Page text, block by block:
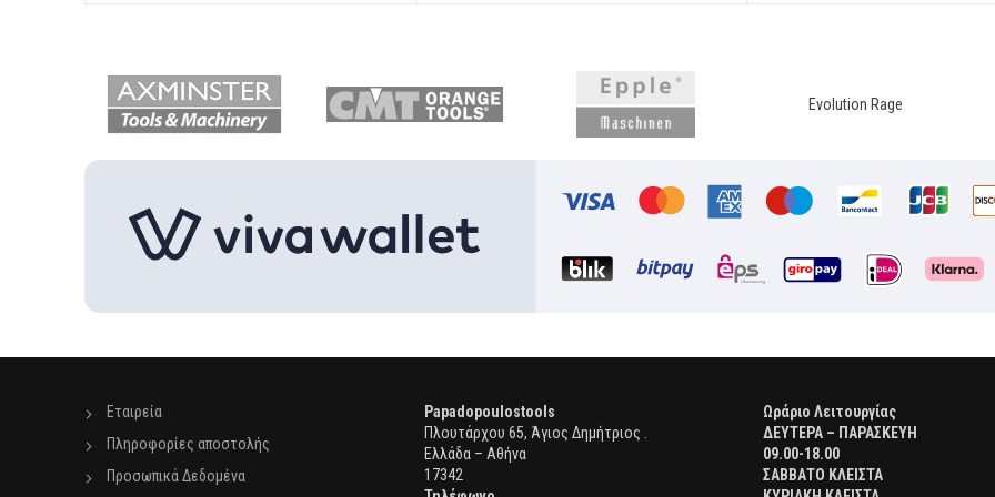
Evolution Rage
Εταιρεία
Πληροφορίες αποστολής
Προσωπικά Δεδομένα
Papadopoulostools
Πλουτάρχου 65, Άγιος Δημήτριος .
Ελλάδα – Αθήνα
17342
Ωράριο Λειτουργίας
ΔΕΥΤΕΡΑ – ΠΑΡΑΣΚΕΥΗ
09.00-18.00
ΣΑΒΒΑΤΟ ΚΛΕΙΣΤΑ